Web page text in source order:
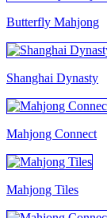
Butterfly Mahjong
Shanghai Dynasty
Mahjong Connect
Mahjong Tiles